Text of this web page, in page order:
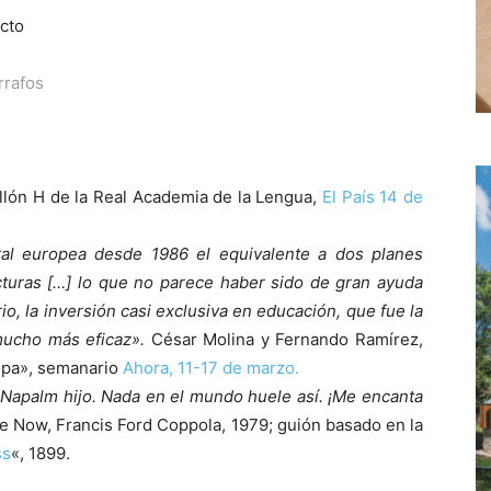
H de la Real Academia de la Lengua, El País 14 de
europea desde 1986 el equivalente a dos planes
[…] lo que no parece haber sido de gran ayuda
la inversión casi exclusiva en educación, que fue la
más eficaz». César Molina y Fernando Ramírez,
semanario Ahora, 11-17 de marzo.
hijo. Nada en el mundo huele así. ¡Me encanta
Now, Francis Ford Coppola, 1979; guión basado en la
«, 1899.